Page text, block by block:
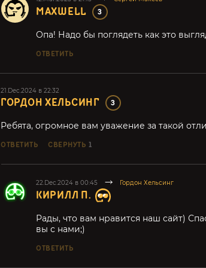
MAXWELL 3
Опа! Надо бы поглядеть как это
ОТВЕТИТЬ
21.Dec.2024 в 22:32
ГОРДОН ХЕЛЬСИНГ 3
Ребята, огромное вам уважение за такой
ОТВЕТИТЬ СВЕРНУТЬ 1
22.Dec.2024 в 00:45 Гордон Хельсинг
КИРИЛЛ П.
Рады, что вам нравится наш сайт)
вы с нами;)
ОТВЕТИТЬ